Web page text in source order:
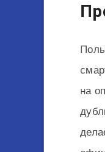
на